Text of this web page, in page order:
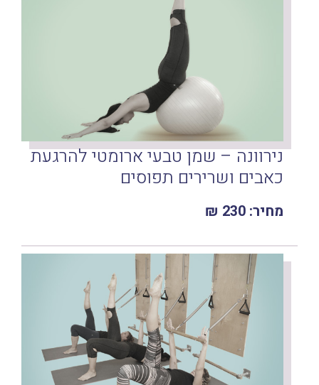
נירוונה – שמן טבעי ארומטי להרגעת
כאבים ושרירים תפוסים
מחיר: 230 ₪